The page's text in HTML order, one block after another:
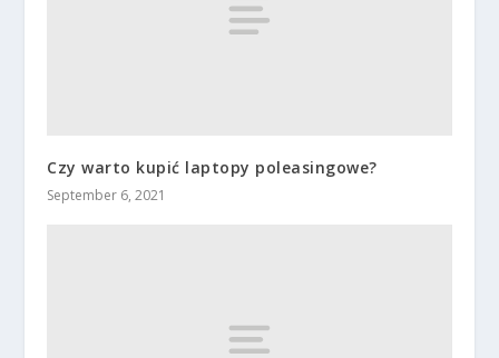
Czy warto kupić laptopy poleasingowe?
September 6, 2021